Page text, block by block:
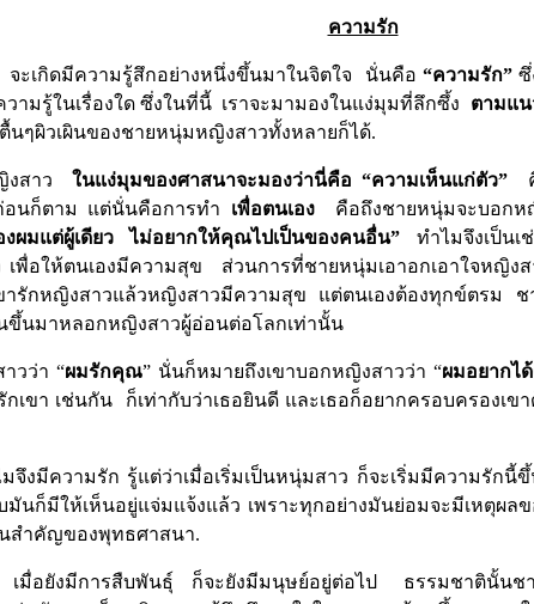
ความรัก
จะเกิดมีความรู้สึกอย่างหนึ่งขึ้นมาในจิตใจ นั่นคือ “ความรัก” ซึ่
ามรู้ในเรื่องใด ซึ่งในที่นี้ เราจะมามองในแง่มุมที่ลึกซึ้ง ตามแ
นๆผิวเผินของชายหนุ่มหญิงสาวทั้งหลายก็ได้.
สาว ในแง่มุมของศาสนาจะมองว่านี่คือ “ความเห็นแก่ตัว”
อนก็ตาม แต่นั่นคือการทำ เพื่อตนเอง คือถึงชายหนุ่มจะบอก
ผมแต่ผู้เดียว ไม่อยากให้คุณไปเป็นของคนอื่น” ทำไมจึงเป็น
พื่อให้ตนเองมีความสุข ส่วนการที่ชายหนุ่มเอาอกเอาใจหญิง
ารักหญิงสาวแล้วหญิงสาวมีความสุข แต่ตนเองต้องทุกข์ตรม ช
นขึ้นมาหลอกหญิงสาวผู้อ่อนต่อโลกเท่านั้น
วว่า “ผมรักคุณ” นั่นก็หมายถึงเขาบอกหญิงสาวว่า “ผมอยากไ
เขา เช่นกัน ก็เท่ากับว่าเธอยินดี และเธอก็อยากครอบครองเข
จึงมีความรัก รู้แต่ว่าเมื่อเริ่มเป็นหนุ่มสาว ก็จะเริ่มมีความรัก
มันก็มีให้เห็นอยู่แจ่มแจ้งแล้ว เพราะทุกอย่างมันย่อมจะมีเหตุผล
สำคัญของพุทธศาสนา.
เมื่อยังมีการสืบพันธุ์ ก็จะยังมีมนุษย์อยู่ต่อไป
ธรรมชาตินั้นช